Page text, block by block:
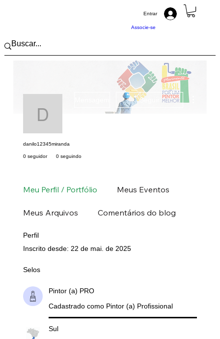
Associe-se
Entrar
danilo12345miranda
Seguir
danilo12345miranda
0 seguidor 0 seguindo
Meu Perfil / Portfólio Meus Eventos
Meus Arquivos Comentários do blog
Perfil
Inscrito desde: 22 de mai. de 2025
Selos
Pintor (a) PRO
Cadastrado como Pintor (a) Profissional
Sul